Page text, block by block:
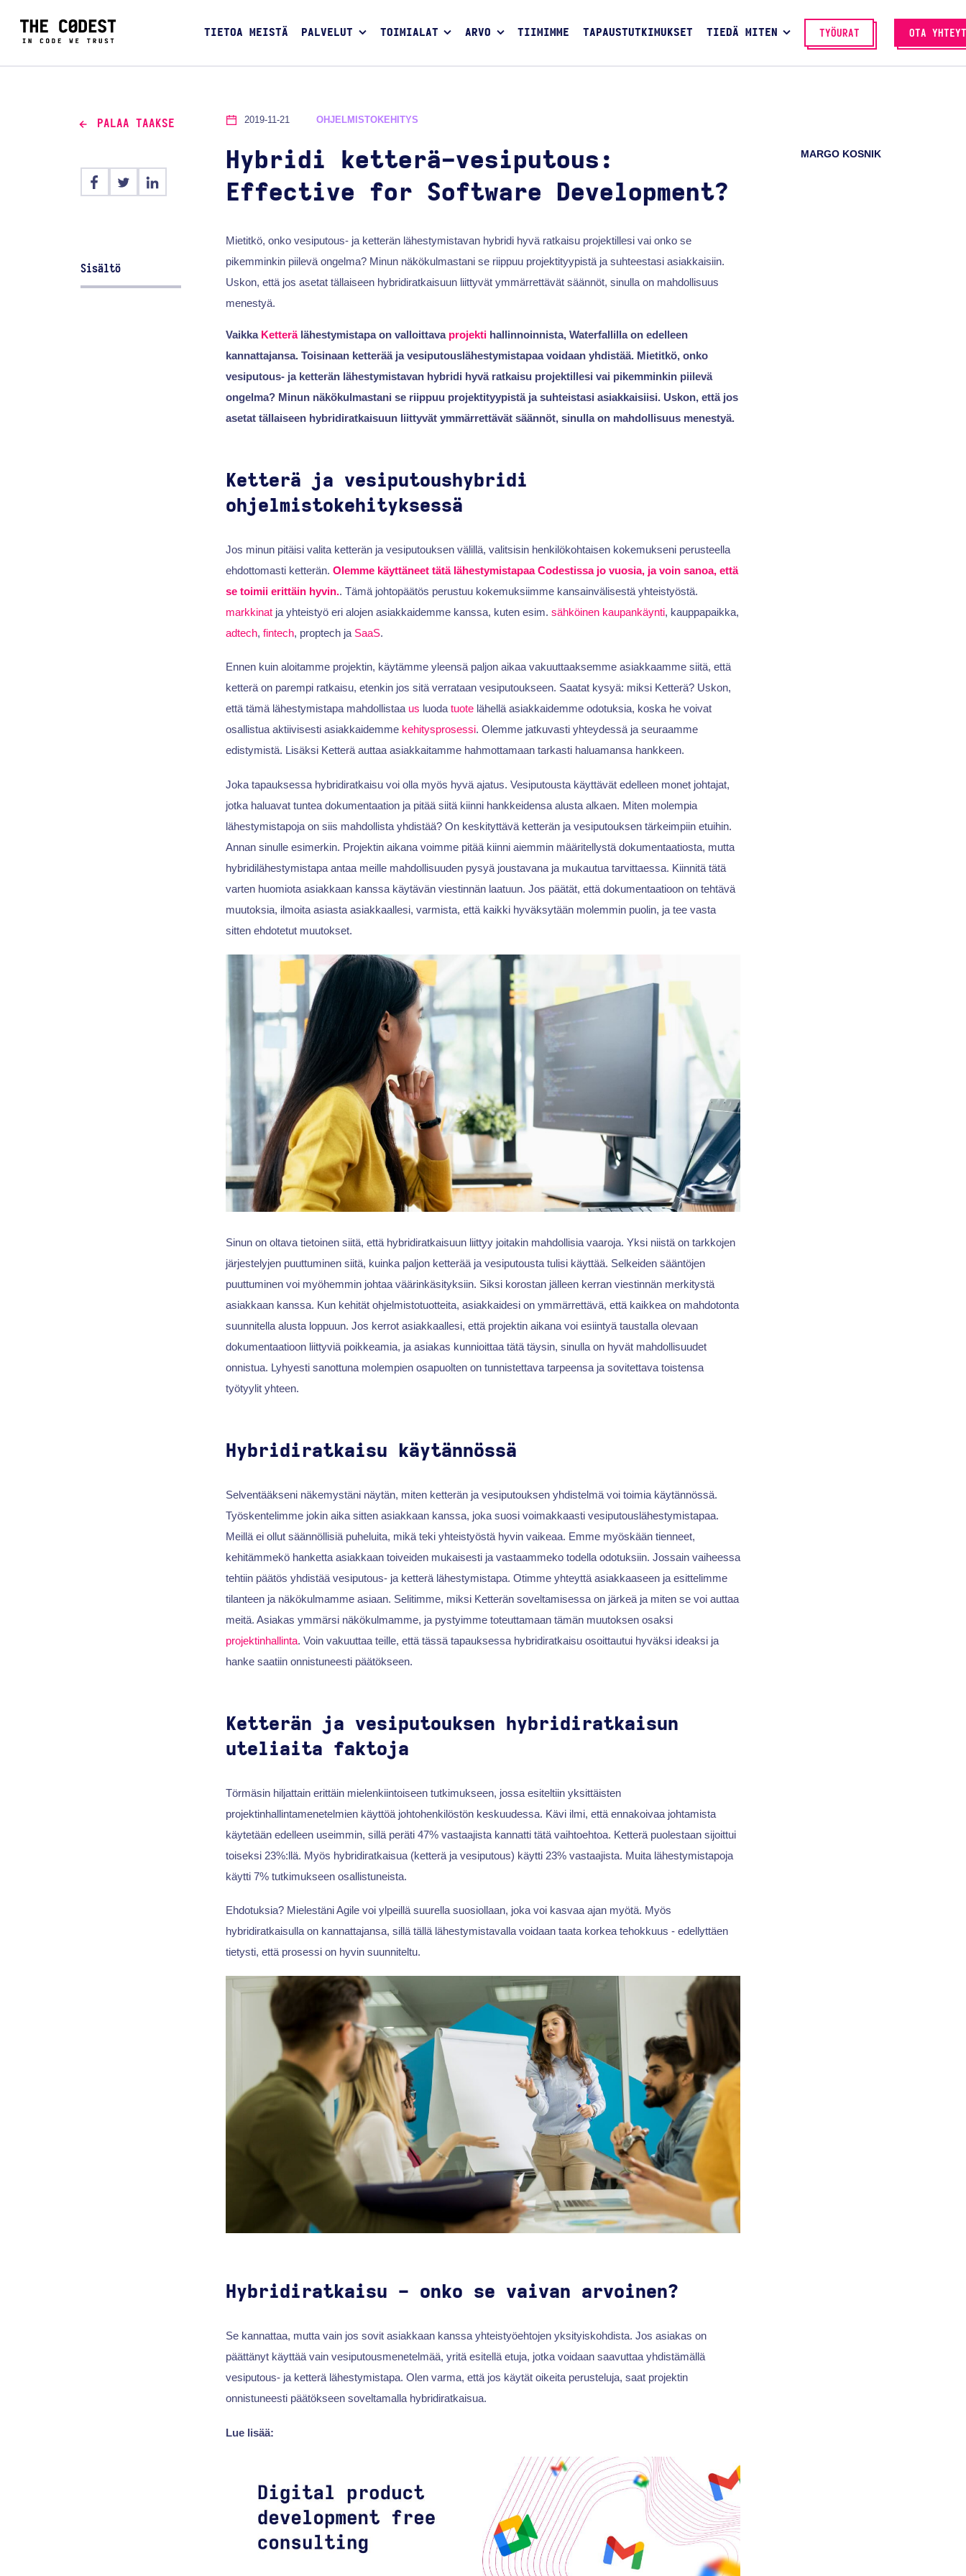
TIETOA MEISTÄ PALVELUT TOIMIALAT ARVO TIIMIMME TAPAUSTUTKIMUKSET TIEDÄ MITEN TYÖURAT OTA
PALAA TAAKSE
Sisältö
2019-11-21 OHJELMISTOKEHITYS
Hybridi ketterä-vesiputous:
Effective for Software Development?
MARGO KOSNIK
Mietitkö, onko vesiputous- ja ketterän lähestymistavan hybridi hyvä ratkaisu projektillesi vai onko se
pikemminkin piilevä ongelma? Minun näkökulmastani se riippuu projektityypistä ja suhteestasi asiakkaisiin.
Uskon, että jos asetat tällaiseen hybridiratkaisuun liittyvät ymmärrettävät säännöt, sinulla on mahdollisuus
menestyä.
Vaikka Ketterälähestymistapa on valloittava projektihallinnoinnista, Waterfallilla on edelleen
kannattajansa. Toisinaan ketterää ja vesiputouslähestymistapaa voidaan yhdistää. Mietitkö, onko
vesiputous- ja ketterän lähestymistavan hybridi hyvä ratkaisu projektillesi vai pikemminkin piilevä
ongelma? Minun näkökulmastani se riippuu projektityypistä ja suhteistasi asiakkaisiisi. Uskon, että jos
asetat tällaiseen hybridiratkaisuun liittyvät ymmärrettävät säännöt, sinulla on mahdollisuus menestyä.
Ketterä ja vesiputoushybridi
ohjelmistokehityksessä
Jos minun pitäisi valita ketterän ja vesiputouksen välillä, valitsisin henkilökohtaisen kokemukseni perusteella
ehdottomasti ketterän. Olemme käyttäneet tätä lähestymistapaa Codestissa jo vuosia, ja voin sanoa, että
se toimii erittäin hyvin.. Tämä johtopäätös perustuu kokemuksiimme kansainvälisestä yhteistyöstä.
markkinatja yhteistyö eri alojen asiakkaidemme kanssa, kuten esim. sähköinen kaupankäynti, kauppapaikka,
adtech, fintech, proptech ja SaaS.
Ennen kuin aloitamme projektin, käytämme yleensä paljon aikaa vakuuttaaksemme asiakkaamme siitä, että
ketterä on parempi ratkaisu, etenkin jos sitä verrataan vesiputoukseen. Saatat kysyä: miksi Ketterä? Uskon,
että tämä lähestymistapa mahdollistaa us luoda tuotelähellä asiakkaidemme odotuksia, koska he voivat
osallistua aktiivisesti asiakkaidemme kehitysprosessi. Olemme jatkuvasti yhteydessä ja seuraamme
edistymistä. Lisäksi Ketterä auttaa asiakkaitamme hahmottamaan tarkasti haluamansa hankkeen.
Joka tapauksessa hybridiratkaisu voi olla myös hyvä ajatus. Vesiputousta käyttävät edelleen monet johtajat,
jotka haluavat tuntea dokumentaation ja pitää siitä kiinni hankkeidensa alusta alkaen. Miten molempia
lähestymistapoja on siis mahdollista yhdistää? On keskityttävä ketterän ja vesiputouksen tärkeimpiin etuihin.
Annan sinulle esimerkin. Projektin aikana voimme pitää kiinni aiemmin määritellystä dokumentaatiosta, mutta
hybridilähestymistapa antaa meille mahdollisuuden pysyä joustavana ja mukautua tarvittaessa. Kiinnitä tätä
varten huomiota asiakkaan kanssa käytävän viestinnän laatuun. Jos päätät, että dokumentaatioon on tehtävä
muutoksia, ilmoita asiasta asiakkaallesi, varmista, että kaikki hyväksytään molemmin puolin, ja tee vasta
sitten ehdotetut muutokset.
Sinun on oltava tietoinen siitä, että hybridiratkaisuun liittyy joitakin mahdollisia vaaroja. Yksi niistä on tarkkojen
järjestelyjen puuttuminen siitä, kuinka paljon ketterää ja vesiputousta tulisi käyttää. Selkeiden sääntöjen
puuttuminen voi myöhemmin johtaa väärinkäsityksiin. Siksi korostan jälleen kerran viestinnän merkitystä
asiakkaan kanssa. Kun kehität ohjelmistotuotteita, asiakkaidesi on ymmärrettävä, että kaikkea on mahdotonta
suunnitella alusta loppuun. Jos kerrot asiakkaallesi, että projektin aikana voi esiintyä taustalla olevaan
dokumentaatioon liittyviä poikkeamia, ja asiakas kunnioittaa tätä täysin, sinulla on hyvät mahdollisuudet
onnistua. Lyhyesti sanottuna molempien osapuolten on tunnistettava tarpeensa ja sovitettava toistensa
työtyylit yhteen.
Hybridiratkaisu käytännössä
Selventääkseni näkemystäni näytän, miten ketterän ja vesiputouksen yhdistelmä voi toimia käytännössä.
Työskentelimme jokin aika sitten asiakkaan kanssa, joka suosi voimakkaasti vesiputouslähestymistapaa.
Meillä ei ollut säännöllisiä puheluita, mikä teki yhteistyöstä hyvin vaikeaa. Emme myöskään tienneet,
kehitämmekö hanketta asiakkaan toiveiden mukaisesti ja vastaammeko todella odotuksiin. Jossain vaiheessa
tehtiin päätös yhdistää vesiputous- ja ketterä lähestymistapa. Otimme yhteyttä asiakkaaseen ja esittelimme
tilanteen ja näkökulmamme asiaan. Selitimme, miksi Ketterän soveltamisessa on järkeä ja miten se voi auttaa
meitä. Asiakas ymmärsi näkökulmamme, ja pystyimme toteuttamaan tämän muutoksen osaksi
projektinhallinta. Voin vakuuttaa teille, että tässä tapauksessa hybridiratkaisu osoittautui hyväksi ideaksi ja
hanke saatiin onnistuneesti päätökseen.
Ketterän ja vesiputouksen hybridiratkaisun
uteliaita faktoja
Törmäsin hiljattain erittäin mielenkiintoiseen tutkimukseen, jossa esiteltiin yksittäisten
projektinhallintamenetelmien käyttöä johtohenkilöstön keskuudessa. Kävi ilmi, että ennakoivaa johtamista
käytetään edelleen useimmin, sillä peräti 47% vastaajista kannatti tätä vaihtoehtoa. Ketterä puolestaan sijoittui
toiseksi 23%:llä. Myös hybridiratkaisua (ketterä ja vesiputous) käytti 23% vastaajista. Muita lähestymistapoja
käytti 7% tutkimukseen osallistuneista.
Ehdotuksia? Mielestäni Agile voi ylpeillä suurella suosiollaan, joka voi kasvaa ajan myötä. Myös
hybridiratkaisulla on kannattajansa, sillä tällä lähestymistavalla voidaan taata korkea tehokkuus - edellyttäen
tietysti, että prosessi on hyvin suunniteltu.
Hybridiratkaisu - onko se vaivan arvoinen?
Se kannattaa, mutta vain jos sovit asiakkaan kanssa yhteistyöehtojen yksityiskohdista. Jos asiakas on
päättänyt käyttää vain vesiputousmenetelmää, yritä esitellä etuja, jotka voidaan saavuttaa yhdistämällä
vesiputous- ja ketterä lähestymistapa. Olen varma, että jos käytät oikeita perusteluja, saat projektin
onnistuneesti päätökseen soveltamalla hybridiratkaisua.
Lue lisää: